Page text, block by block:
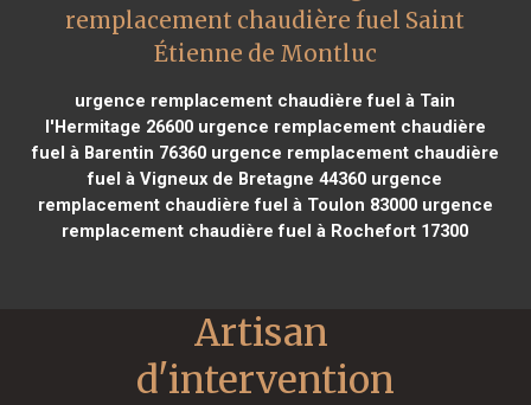
remplacement chaudière fuel Saint
Étienne de Montluc
urgence remplacement chaudière fuel à Tain
l'Hermitage 26600urgence remplacement chaudière
fuel à Barentin 76360urgence remplacement chaudière
fuel à Vigneux de Bretagne 44360 urgence
remplacement chaudière fuel à Toulon 83000urgence
remplacement chaudière fuel à Rochefort 17300
Artisan
d'intervention